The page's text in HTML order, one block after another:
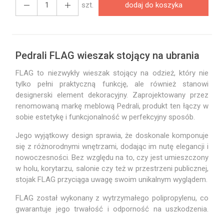
szt. dodaj do koszyka
Pedrali FLAG wieszak stojący na ubrania
FLAG to niezwykły wieszak stojący na odzież, który nie
tylko pełni praktyczną funkcję, ale również stanowi
designerski element dekoracyjny. Zaprojektowany przez
renomowaną markę meblową Pedrali, produkt ten łączy w
sobie estetykę i funkcjonalność w perfekcyjny sposób.
Jego wyjątkowy design sprawia, że doskonale komponuje
się z różnorodnymi wnętrzami, dodając im nutę elegancji i
nowoczesności. Bez względu na to, czy jest umieszczony
w holu, korytarzu, salonie czy też w przestrzeni publicznej,
stojak FLAG przyciąga uwagę swoim unikalnym wyglądem.
FLAG został wykonany z wytrzymałego polipropylenu, co
gwarantuje jego trwałość i odporność na uszkodzenia.